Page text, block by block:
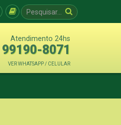
Atendimento 24hs
99190-8071
VER WHATSAPP / CELULAR